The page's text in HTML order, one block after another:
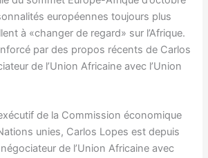
européennes toujours plus
à «changer de regard» sur l’Afrique.
par des propos récents de Carlos
de l’Union Africaine avec l’Union
de la Commission économique
unies, Carlos Lopes est depuis
de l’Union Africaine avec